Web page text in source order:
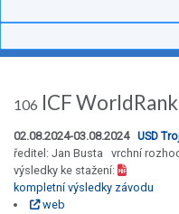
106 ICF
02.08.2024-03.08.2024 USD
ředitel: Jan Busta vrchní
výsledky ke stažení:
kompletní výsledky závodu
web